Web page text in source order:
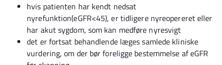
hvis patienten har kendt nedsat
nyrefunktion(eGFR<45), er tidligere nyreopereret eller
har akut sygdom, som kan medføre nyresvigt
det er fortsat behandlende læges samlede kliniske
vurdering, om der bør foreligge bestemmelse af eGFR